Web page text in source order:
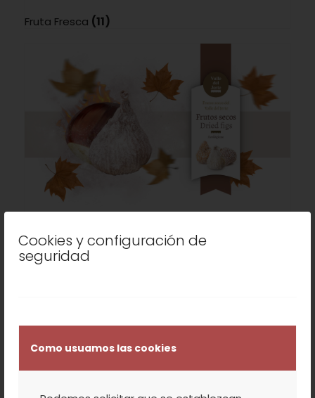
Cookies y configuración de
seguridad
Como usuamos las cookies
Fruta Fresca (11)
Frutos del bosque